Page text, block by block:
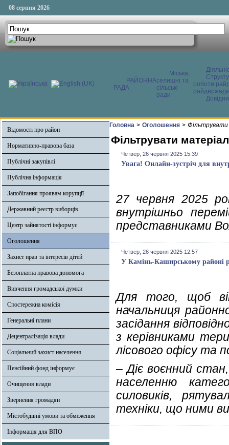
08 серпня 2026
РАЙОННА
РАДА
Міська,
селищні та
сільські
ради
роботи
Відомості про район
Нормативно-правова база
Публічні закупівлі
Публічна інформація
Запобігання проявам корупції
Державний реєстр виборців
Центр зайнятості інформує
Оголошення
Захист прав та інтересів дітей
Безоплатна правова допомога
Вивчення громадської думки
Спостережна комісія
Генеральні плани
Децентралізація влади
Соціальний захист населення
Пенсійний фонд інформує
Очищення влади
Звернення громадян
Містобудівні умови та обмеження
Інформація для ВПО
Головна > Оголошення >
Фільтрувати
Четвер, 26 червня 2025 15:39
Увага! Онлайн-зустріч для
27 червня 2025
внутрішньо
представниками
Четвер, 26 червня 2025 12:57
У Камінь-Каширському районі
Для того, щоб
начальниця
засідання
з керівниками
лісового офісу та
– Діє воєнний
населенню
силовиків,
техніки, що ними